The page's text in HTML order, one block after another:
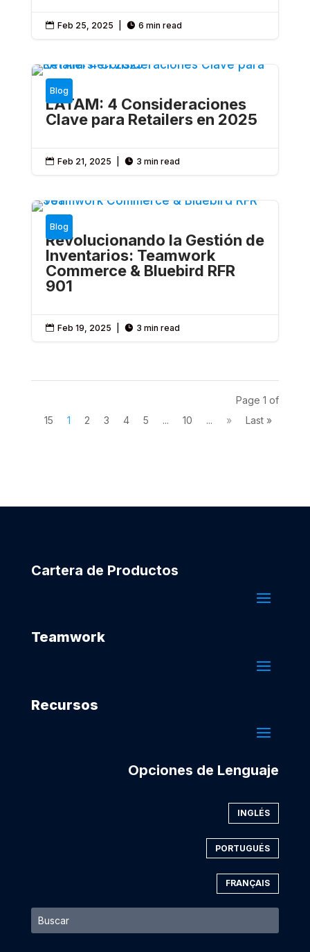
 Feb 25, 2025  6 min read
Blog
LATAM: 4 Consideraciones
Clave para Retailers en 2025
 Feb 21, 2025  3 min read
Blog
Revolucionando la Gestión de
Inventarios: Teamwork
Commerce & Bluebird RFR
901
 Feb 19, 2025  3 min read
Page 1 of
15
1 2 3 4 5 ... 10 ... » Last »
Cartera de Productos
Teamwork
Recursos
Opciones de Lenguaje
INGLÉS
PORTUGUÉS
FRANÇAIS